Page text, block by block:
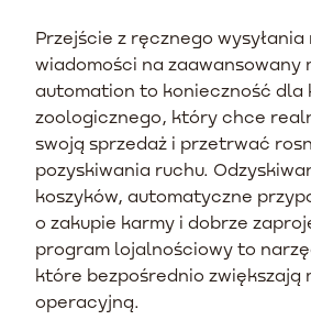
Przejście z ręcznego wysyłania
wiadomości na zaawansowany
automation to konieczność dla
zoologicznego, który chce
swoją sprzedaż i przetrwać
pozyskiwania ruchu.
koszyków, automatyczne
o zakupie karmy i dobrze
program lojalnościowy to
które bezpośrednio zwiększają
operacyjną.